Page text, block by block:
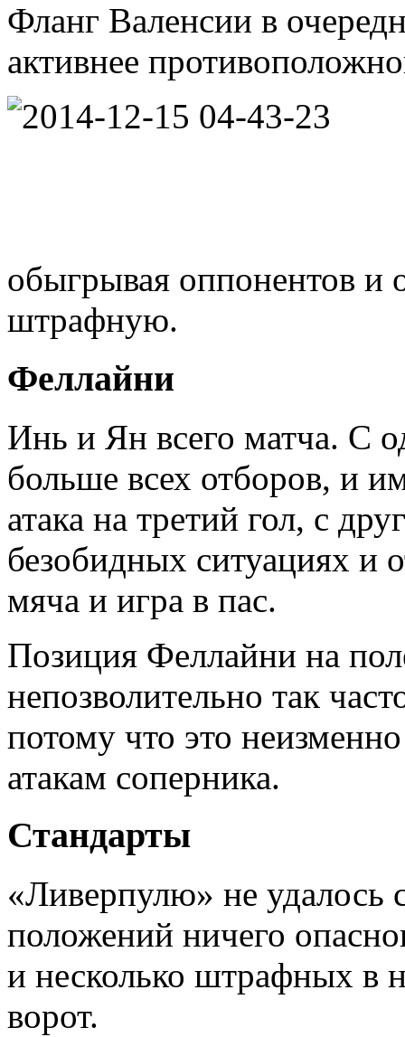
Фланг Валенсии в
активнее
обыгрывая оппонентов и
штрафную.
Феллайни
Инь и Ян всего матча. С
больше всех отборов, и
атака на третий гол, с
безобидных ситуациях и
мяча и игра в пас.
Позиция Феллайни на
непозволительно так
потому что это
атакам соперника.
Стандарты
«Ливерпулю» не удалось
положений ничего
и несколько штрафных в
ворот.